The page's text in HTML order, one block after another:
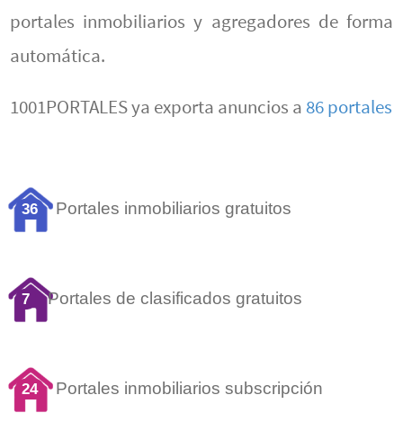
portales inmobiliarios y agregadores de forma
automática.
1001PORTALES ya exporta anuncios a 86 portales
36 Portales inmobiliarios gratuitos
7 Portales de clasificados gratuitos
24 Portales inmobiliarios subscripción